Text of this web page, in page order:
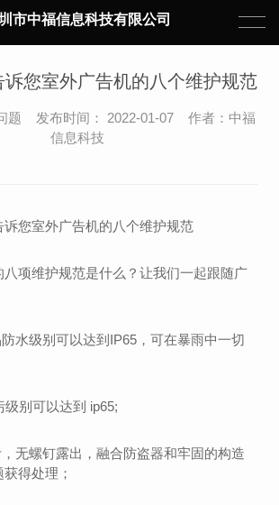
市中福信息科技有限公司
诉您室外广告机的八个维护规范
题 发布时间： 2022-01-07 作者：中福
信息科技
诉您室外广告机的八个维护规范
八项维护规范是什么？让我们一起跟随广
水级别可以达到IP65，可在暴雨中一切
级别可以达到 ip65;
无螺钉露出，融合防盗器和牢固的构造
得处理；